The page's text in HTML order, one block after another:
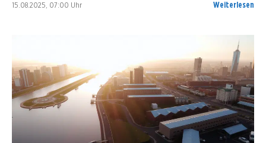
15.08.2025, 07:00 Uhr Weiterlesen